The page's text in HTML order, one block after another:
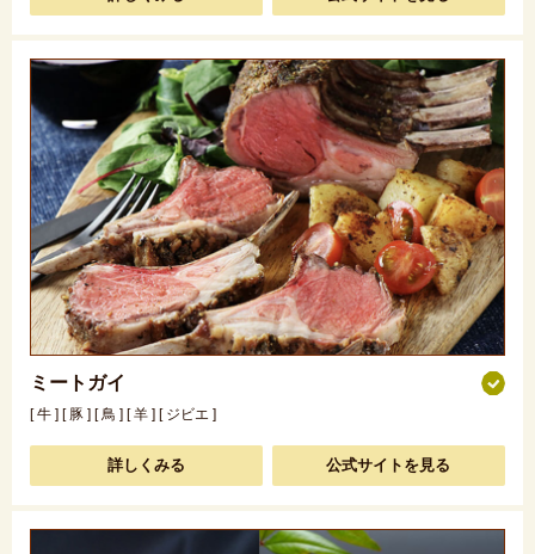
ミートガイ
[ 牛 ] [ 豚 ] [ 鳥 ] [ 羊 ] [ ジビエ ]
詳しくみる 公式サイトを見る